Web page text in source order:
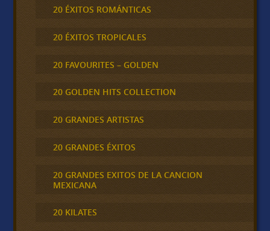
20 ÉXITOS ROMÁNTICAS
20 ÉXITOS TROPICALES
20 FAVOURITES – GOLDEN
20 GOLDEN HITS COLLECTION
20 GRANDES ARTISTAS
20 GRANDES ÉXITOS
20 GRANDES EXITOS DE LA CANCION
MEXICANA
20 KILATES